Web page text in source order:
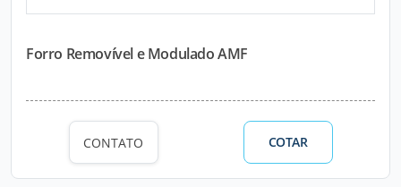
Forro Removível e Modulado AMF
CONTATO COTAR